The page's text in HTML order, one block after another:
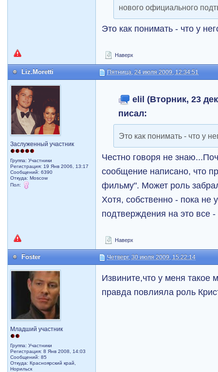
нового официального
Это как понимать - что у
Наверх
Liz.Moretti Пятница, 24 июля 2009, 12:34:51
Заслуженный участник
Группа: Участники
Регистрация: 19 Янв 2006, 13:17
Сообщений: 6390
Откуда: Moscow
Пол:
elil (Вторник, 23
писал:
Это как понимать - что у
Честно говоря не
сообщение написано, что
фильму". Может роль
Хотя, собственно - пока не
подтверждения на это все
Наверх
Foster Четверг, 30 июля 2009, 15:22:14
Младший участник
Группа: Участники
Регистрация: 8 Янв 2008, 14:03
Сообщений: 85
Откуда: Красноярский край,
Норильск
Извините,что у меня
правда повлияла роль